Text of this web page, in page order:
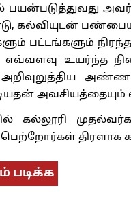
பயன்படுத்துவது
கல்வியுடன்
பட்டங்களும்
உயர்ந்த
அவசியத்தையும்
கல்லூரி
பெற்றோர்கள்
படிக்க